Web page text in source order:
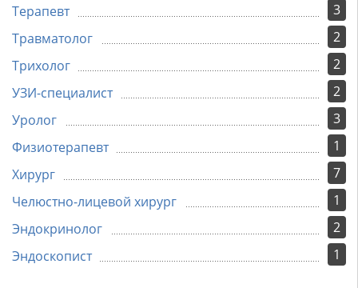
3
Терапевт
2
Травматолог
2
Трихолог
2
УЗИ-специалист
3
Уролог
1
Физиотерапевт
7
Хирург
1
Челюстно-лицевой хирург
2
Эндокринолог
1
Эндоскопист